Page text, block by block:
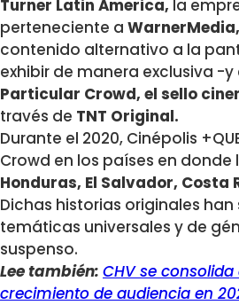
Turner Latin America, la
perteneciente a WarnerMedia,
contenido alternativo a la
exhibir de manera exclusiva -
Particular Crowd, el sello
través de TNT Original.
Durante el 2020, Cinépolis
Crowd en los países en
Honduras, El Salvador, Costa
Dichas historias originales
temáticas universales y de
suspenso.
Lee también: CHV se
crecimiento de audiencia en